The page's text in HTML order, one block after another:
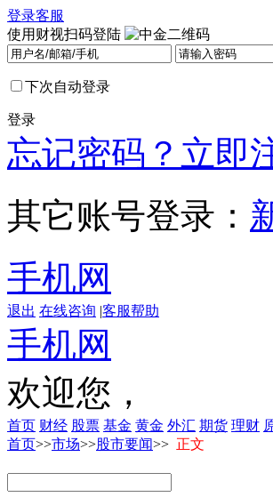
登录客服
使用财视扫码登陆
下次自动登录
登录
忘记密码？ 立即
其它账号登录：
手机网
退出 在线咨询 |客服帮助
手机网
欢迎您，
首页 财经 股票 基金 黄金 外汇 期货 理财
首页>>市场>>股市要闻>> 正文